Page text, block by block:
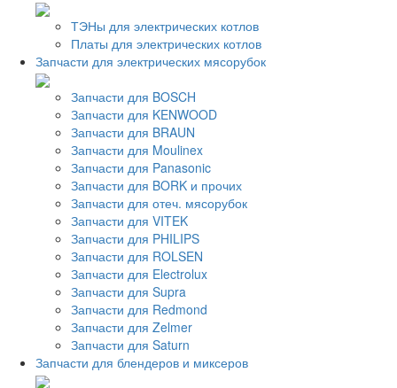
ТЭНы для электрических котлов
Платы для электрических котлов
Запчасти для электрических мясорубок
Запчасти для BOSCH
Запчасти для KENWOOD
Запчасти для BRAUN
Запчасти для Moulinex
Запчасти для Panasonic
Запчасти для BORK и прочих
Запчасти для отеч. мясорубок
Запчасти для VITEK
Запчасти для PHILIPS
Запчасти для ROLSEN
Запчасти для Electrolux
Запчасти для Supra
Запчасти для Redmond
Запчасти для Zelmer
Запчасти для Saturn
Запчасти для блендеров и миксеров